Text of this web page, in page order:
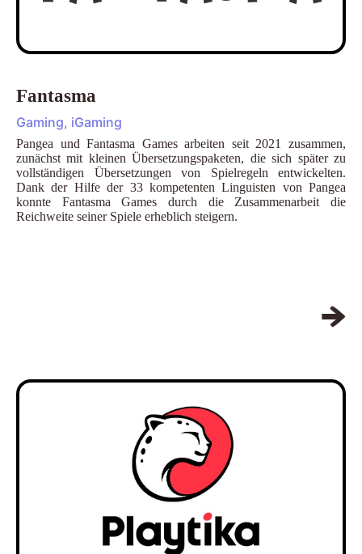
Fantasma
Gaming, iGaming
Pangea und Fantasma Games arbeiten seit 2021 zusammen,
zunächst mit kleinen Übersetzungspaketen, die sich später zu
vollständigen Übersetzungen von Spielregeln entwickelten.
Dank der Hilfe der 33 kompetenten Linguisten von Pangea
konnte Fantasma Games durch die Zusammenarbeit die
Reichweite seiner Spiele erheblich steigern.